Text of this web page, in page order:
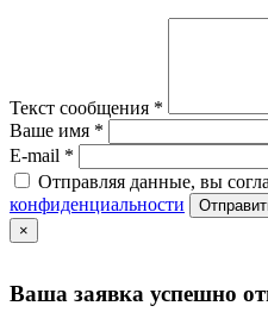
Текст сообщения *
Ваше имя *
E-mail *
Отправляя данные, вы
конфиденциальности
×
Ваша заявка успешно